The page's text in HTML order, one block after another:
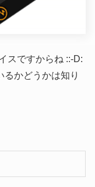
スですからね ::-D:
るかどうかは知り